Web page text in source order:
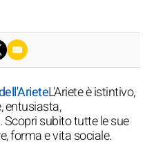
L'Ariete è istintivo,
entusiasta,
subito tutte le sue
forma e vita sociale.